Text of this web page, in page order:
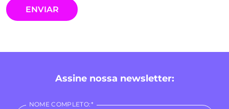
Assine nossa newsletter:
NOME COMPLETO:*